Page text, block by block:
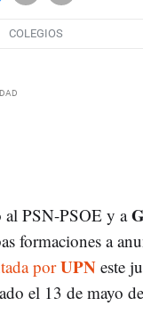
COLEGIOS
al PSN-PSOE y a
formaciones a
porUPNeste
el 13 de mayo